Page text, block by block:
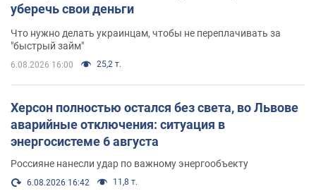
уберечь свои деньги
Что нужно делать украинцам, чтобы не переплачивать за
"быстрый займ"
6.08.2026 16:00 25,2 т.
Херсон полностью остался без света, во Львове
аварийные отключения: ситуация в
энергосистеме 6 августа
Россияне нанесли удар по важному энергообъекту
6.08.2026 16:42 11,8 т.